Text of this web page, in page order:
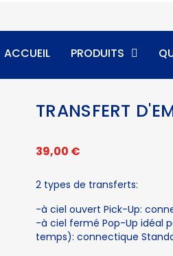
ACCUEIL PRODUITS
TRANSFERT
39,00 €
2 types de transferts:
-à ciel ouvert Pick-Up:
-à ciel fermé Pop-Up idéal
temps): connectique